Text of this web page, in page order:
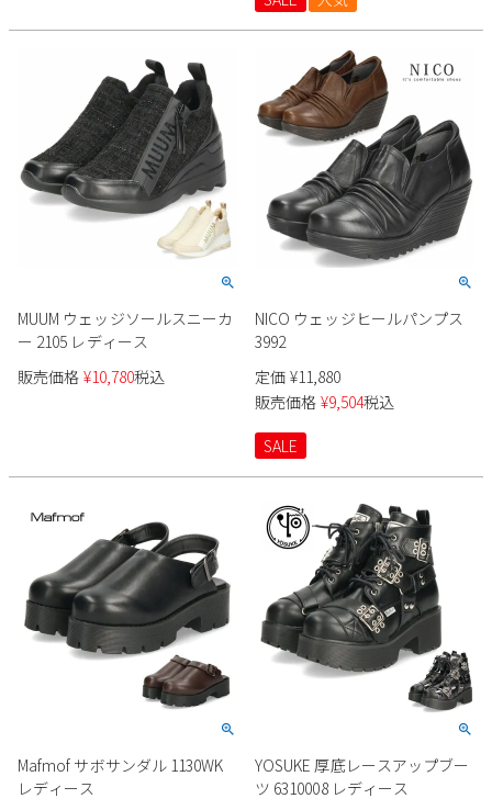
MUUM ウェッジソールスニーカ
ー 2105 レディース
販売価格 ¥10,780税込
NICO ウェッジヒールパンプス
3992
定価 ¥11,880
販売価格 ¥9,504税込
SALE
Mafmof サボサンダル 1130WK
レディース
YOSUKE 厚底レースアップブー
ツ 6310008 レディース